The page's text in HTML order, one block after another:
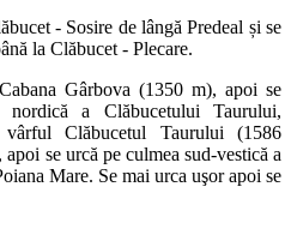
- Sosire de lângă Predeal și se
la Clăbucet - Plecare.
Gârbova (1350 m), apoi se
nordică a Clăbucetului Taurului,
vârful Clăbucetul Taurului (1586
se urcă pe culmea sud-vestică a
Mare. Se mai urca uşor apoi se